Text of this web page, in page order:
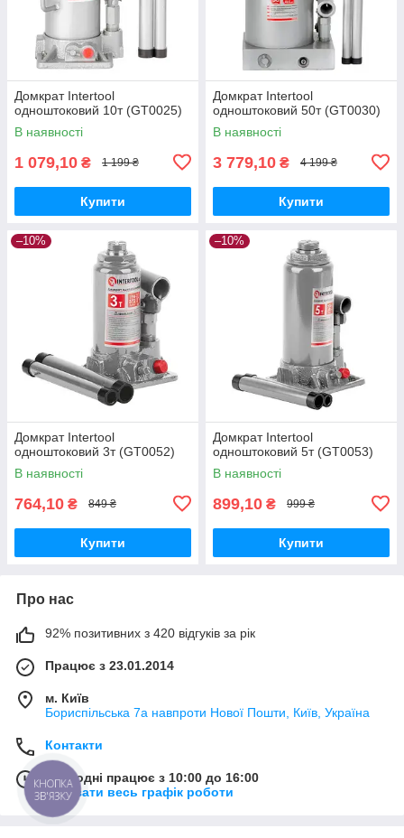
Домкрат Intertool
одноштоковий 10т (GT0025)
В наявності
1 079,10 ₴ 1 199 ₴
Купити
Домкрат Intertool
одноштоковий 50т (GT0030)
В наявності
3 779,10 ₴ 4 199 ₴
Купити
–10%
Домкрат Intertool
одноштоковий 3т (GT0052)
В наявності
764,10 ₴ 849 ₴
Купити
–10%
Домкрат Intertool
одноштоковий 5т (GT0053)
В наявності
899,10 ₴ 999 ₴
Купити
Про нас
92% позитивних з 420 відгуків за рік
Працює з 23.01.2014
м. Київ
Бориспільська 7а навпроти Нової Пошти, Київ, Україна
Контакти
Сьогодні працює з 10:00 до 16:00
Показати весь графік роботи
КНОПКА
ЗВ'ЯЗКУ